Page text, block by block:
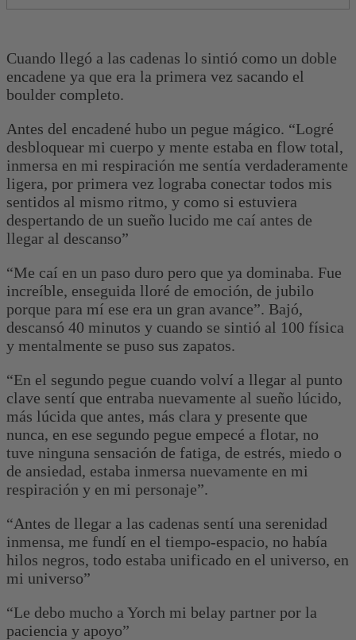
Cuando llegó a las cadenas lo sintió como un doble
encadene ya que era la primera vez sacando el
boulder completo.
Antes del encadené hubo un pegue mágico. “Logré
desbloquear mi cuerpo y mente estaba en flow total,
inmersa en mi respiración me sentía verdaderamente
ligera, por primera vez lograba conectar todos mis
sentidos al mismo ritmo, y como si estuviera
despertando de un sueño lucido me caí antes de
llegar al descanso”
“Me caí en un paso duro pero que ya dominaba. Fue
increíble, enseguida lloré de emoción, de jubilo
porque para mí ese era un gran avance”. Bajó,
descansó 40 minutos y cuando se sintió al 100 física
y mentalmente se puso sus zapatos.
“En el segundo pegue cuando volví a llegar al punto
clave sentí que entraba nuevamente al sueño lúcido,
más lúcida que antes, más clara y presente que
nunca, en ese segundo pegue empecé a flotar, no
tuve ninguna sensación de fatiga, de estrés, miedo o
de ansiedad, estaba inmersa nuevamente en mi
respiración y en mi personaje”.
“Antes de llegar a las cadenas sentí una serenidad
inmensa, me fundí en el tiempo-espacio, no había
hilos negros, todo estaba unificado en el universo, en
mi universo”
“Le debo mucho a Yorch mi belay partner por la
paciencia y apoyo”